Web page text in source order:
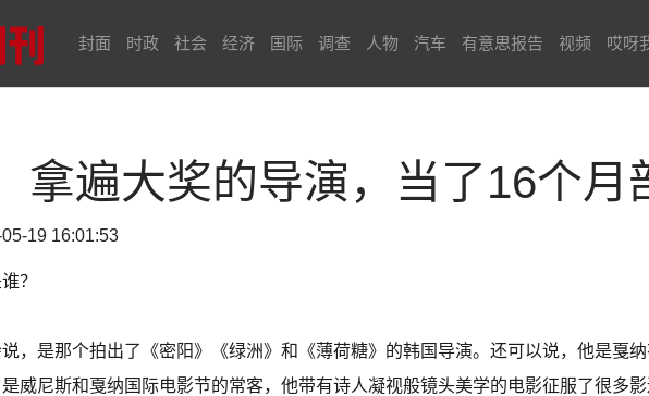
封面 时政 社会 经济 国际 调查 人物 汽车 有意思报告 视频 哎呀
拿遍大奖的导演，当了16个月
19 16:01:53
？
，是那个拍出了《密阳》《绿洲》和《薄荷糖》的韩国导演。还可以说，他是戛
威尼斯和戛纳国际电影节的常客，他带有诗人凝视般镜头美学的电影征服了很多